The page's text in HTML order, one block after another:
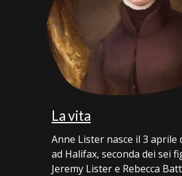
La vita
Anne Lister nasce il 3 aprile
ad Halifax, seconda dei sei
Jeremy Lister e Rebecca